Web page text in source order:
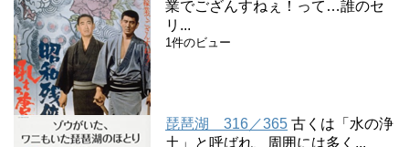
業でござんすねぇ！って…誰のセ
リ...
1件のビュー
琵琶湖 316／365 古くは「水の浄
土」と呼ばれ、周囲には多く...